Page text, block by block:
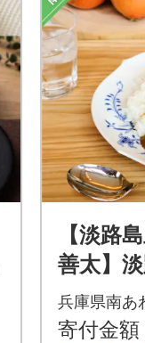
【淡路
善太】
倍カレー
兵庫県南あ
寄付金額